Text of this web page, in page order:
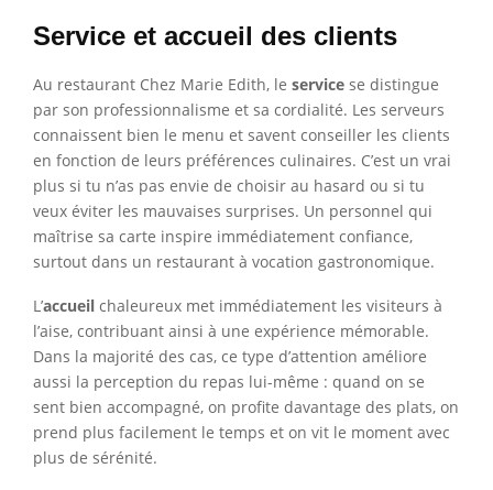
Service et accueil des clients
Au restaurant Chez Marie Edith, le service se distingue
par son professionnalisme et sa cordialité. Les serveurs
connaissent bien le menu et savent conseiller les clients
en fonction de leurs préférences culinaires. C’est un vrai
plus si tu n’as pas envie de choisir au hasard ou si tu
veux éviter les mauvaises surprises. Un personnel qui
maîtrise sa carte inspire immédiatement confiance,
surtout dans un restaurant à vocation gastronomique.
L’accueil chaleureux met immédiatement les visiteurs à
l’aise, contribuant ainsi à une expérience mémorable.
Dans la majorité des cas, ce type d’attention améliore
aussi la perception du repas lui-même : quand on se
sent bien accompagné, on profite davantage des plats, on
prend plus facilement le temps et on vit le moment avec
plus de sérénité.